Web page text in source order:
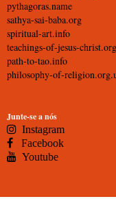
pythagoras.name
sathya-sai-baba.org
spiritual-art.info
teachings-of-jesus-christ.org
path-to-tao.info
philosophy-of-
Junte-se a nós
Instagram
Facebook
Youtube